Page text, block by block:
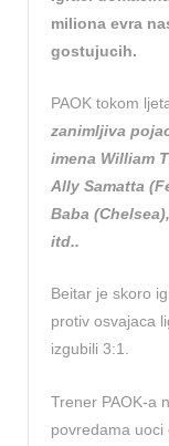
miliona evra
gostujucih.
PAOK tokom
zanimljiva
imena William
Ally Samatta
Baba
itd..
Beitar je skoro
protiv osvajaca
izgubili 3:1.
Trener PAOK-a
povredama uoci